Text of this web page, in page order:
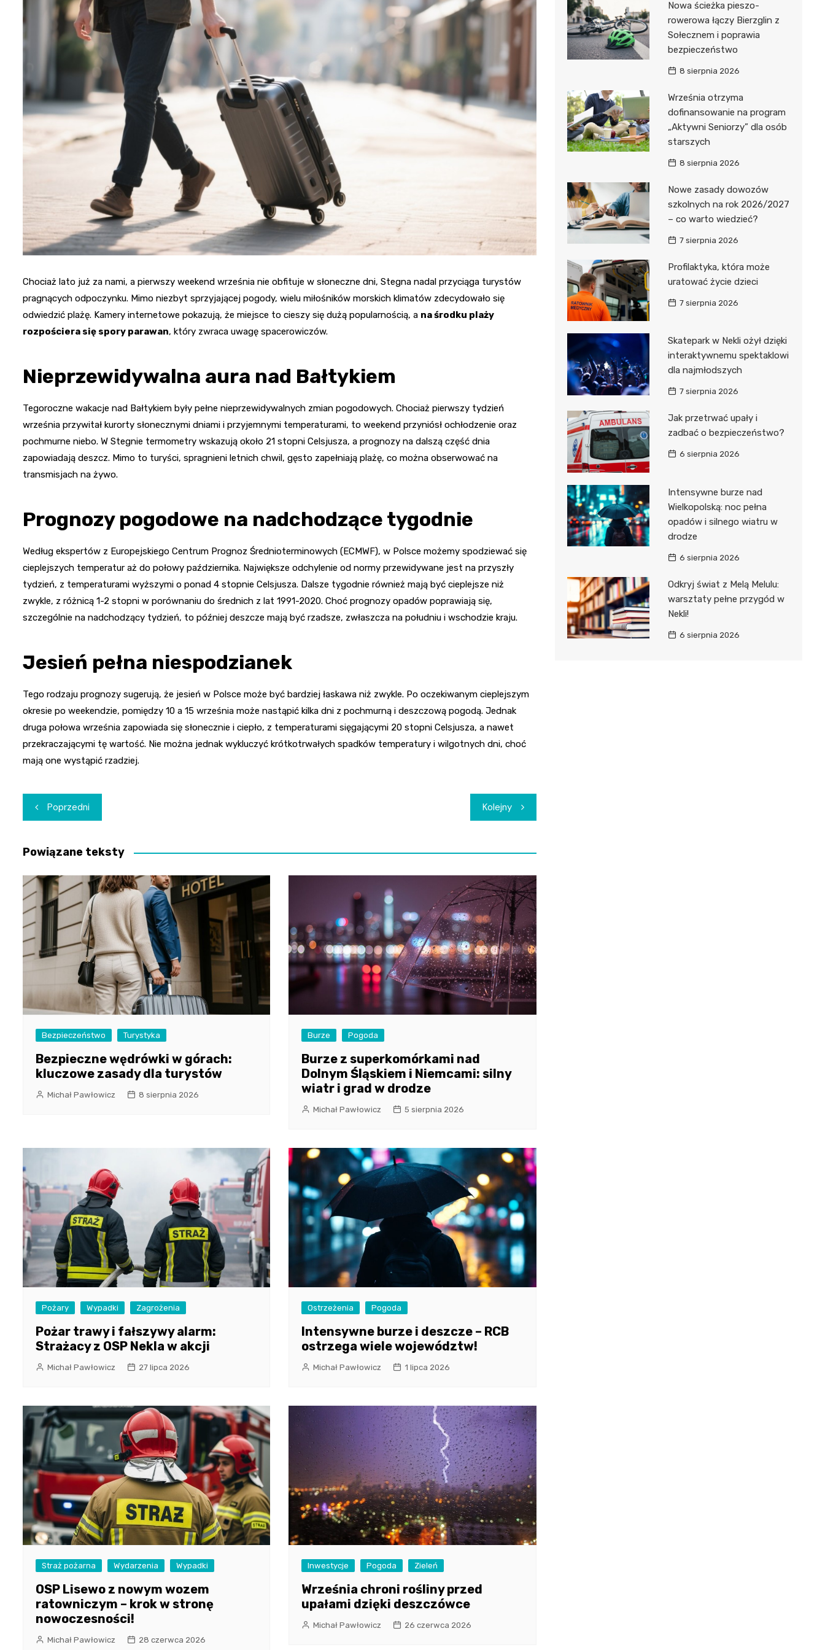
Dzieci Wrzesińskich
Park Miejski im. Dzieci
Wrzesińskich
Amfiteatr im. Anny Jantar
Jump World Września
Wrzesińska Strefa
Aktywności
Pałac w Miłosławiu
Izba Pamięci Reymonta
Rezerwat Czeszewski Las
Chociaż lato już za nami, a pierwszy weekend września nie obfituje w słoneczne dni, Stegna nadal przyciąga turystów
pragnących odpoczynku. Mimo niezbyt sprzyjającej pogody, wielu miłośników morskich klimatów zdecydowało się
odwiedzić plażę. Kamery internetowe pokazują, że miejsce to cieszy się dużą popularnością, a na środku plaży
rozpościera się spory parawan, który zwraca uwagę spacerowiczów.
Nieprzewidywalna aura nad Bałtykiem
Tegoroczne wakacje nad Bałtykiem były pełne nieprzewidywalnych zmian pogodowych. Chociaż pierwszy tydzień
września przywitał kurorty słonecznymi dniami i przyjemnymi temperaturami, to weekend przyniósł ochłodzenie oraz
pochmurne niebo. W Stegnie termometry wskazują około 21 stopni Celsjusza, a prognozy na dalszą część dnia
zapowiadają deszcz. Mimo to turyści, spragnieni letnich chwil, gęsto zapełniają plażę, co można obserwować na
transmisjach na żywo.
Prognozy pogodowe na nadchodzące tygodnie
Według ekspertów z Europejskiego Centrum Prognoz Średnioterminowych (ECMWF), w Polsce możemy spodziewać się
cieplejszych temperatur aż do połowy października. Największe odchylenie od normy przewidywane jest na przyszły
tydzień, z temperaturami wyższymi o ponad 4 stopnie Celsjusza. Dalsze tygodnie również mają być cieplejsze niż
zwykle, z różnicą 1-2 stopni w porównaniu do średnich z lat 1991-2020. Choć prognozy opadów poprawiają się,
szczególnie na nadchodzący tydzień, to później deszcze mają być rzadsze, zwłaszcza na południu i wschodzie kraju.
Jesień pełna niespodzianek
Tego rodzaju prognozy sugerują, że jesień w Polsce może być bardziej łaskawa niż zwykle. Po oczekiwanym cieplejszym
okresie po weekendzie, pomiędzy 10 a 15 września może nastąpić kilka dni z pochmurną i deszczową pogodą. Jednak
druga połowa września zapowiada się słonecznie i ciepło, z temperaturami sięgającymi 20 stopni Celsjusza, a nawet
przekraczającymi tę wartość. Nie można jednak wykluczyć krótkotrwałych spadków temperatury i wilgotnych dni, choć
mają one wystąpić rzadziej.
Nawigacja
wpisu
Poprzedni Kolejny
Powiązane teksty
Bezpieczeństwo Turystyka
Bezpieczne wędrówki w górach:
kluczowe zasady dla turystów
Michał Pawłowicz 8 sierpnia 2026
Burze Pogoda
Burze z superkomórkami nad
Dolnym Śląskiem i Niemcami: silny
wiatr i grad w drodze
Michał Pawłowicz 5 sierpnia 2026
Pożary Wypadki Zagrożenia
Pożar trawy i fałszywy alarm:
Strażacy z OSP Nekla w akcji
Michał Pawłowicz 27 lipca 2026
Ostrzeżenia Pogoda
Intensywne burze i deszcze – RCB
ostrzega wiele województw!
Michał Pawłowicz 1 lipca 2026
Straż pożarna Wydarzenia Wypadki
OSP Lisewo z nowym wozem
ratowniczym – krok w stronę
nowoczesności!
Michał Pawłowicz 28 czerwca 2026
Inwestycje Pogoda Zieleń
Września chroni rośliny przed
upałami dzięki deszczówce
Michał Pawłowicz 26 czerwca 2026
Nowa ścieżka pieszo-
rowerowa łączy Bierzglin z
Sołecznem i poprawia
bezpieczeństwo
8 sierpnia 2026
Września otrzyma
dofinansowanie na program
„Aktywni Seniorzy” dla osób
starszych
8 sierpnia 2026
Nowe zasady dowozów
szkolnych na rok 2026/2027
– co warto wiedzieć?
7 sierpnia 2026
Profilaktyka, która może
uratować życie dzieci
7 sierpnia 2026
Skatepark w Nekli ożył dzięki
interaktywnemu spektaklowi
dla najmłodszych
7 sierpnia 2026
Jak przetrwać upały i
zadbać o bezpieczeństwo?
6 sierpnia 2026
Intensywne burze nad
Wielkopolską: noc pełna
opadów i silnego wiatru w
drodze
6 sierpnia 2026
Odkryj świat z Melą Melulu:
warsztaty pełne przygód w
Nekli!
6 sierpnia 2026